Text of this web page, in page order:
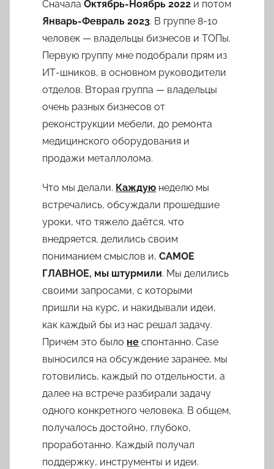
СначалаОктябрь-Ноябрь 2022 и потом
Январь-Февраль 2023. В группе 8-10
человек — владельцы бизнесов и ТОПы.
Первую группу мне подобрали прям из
ИТ-шников, в основном руководители
отделов. Вторая группа — владельцы
очень разных бизнесов от
реконструкции мебели, до ремонта
медицинского оборудования и
продажи металлолома.
Что мы делали. Каждую неделю мы
встречались, обсуждали прошедшие
уроки, что тяжело даётся, что
внедряется, делились своим
пониманием смыслов и,САМОЕ
ГЛАВНОЕ, мы штурмили. Мы делились
своими запросами, с которыми
пришли на курс, и накидывали идеи,
как каждый бы из нас решал задачу.
Причем это было не спонтанно. Case
выносился на обсуждение заранее, мы
готовились, каждый по отдельности, а
далее на встрече разбирали задачу
одного конкретного человека. В общем,
получалось достойно, глубоко,
проработанно. Каждый получал
поддержку, инструменты и идеи.